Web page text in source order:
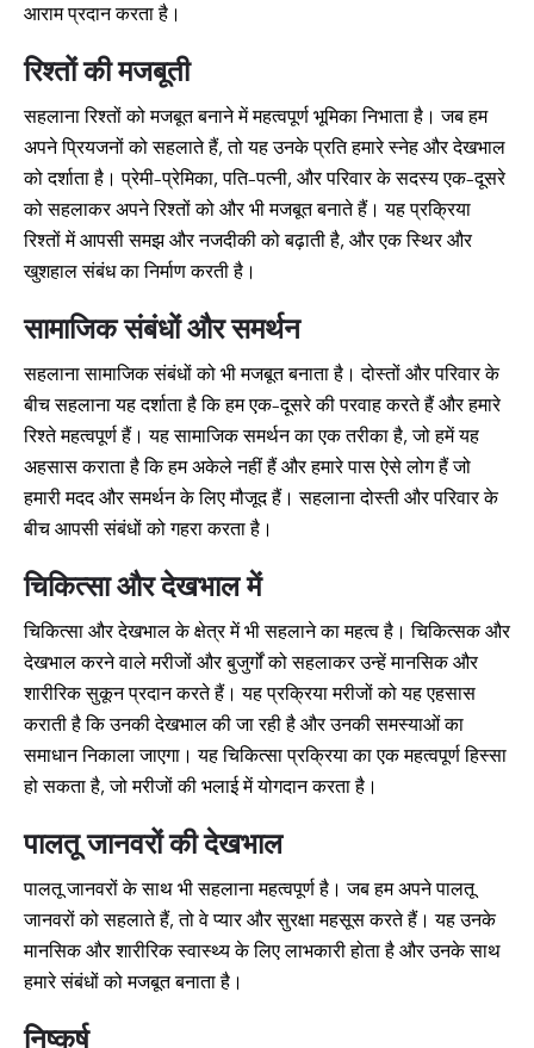
आराम प्रदान करता है।
रिश्तों की मजबूती
सहलाना रिश्तों को मजबूत बनाने में महत्वपूर्ण भूमिका निभाता है। जब हम
अपने प्रियजनों को सहलाते हैं, तो यह उनके प्रति हमारे स्नेह और देखभाल
को दर्शाता है। प्रेमी-प्रेमिका, पति-पत्नी, और परिवार के सदस्य एक-दूसरे
को सहलाकर अपने रिश्तों को और भी मजबूत बनाते हैं। यह प्रक्रिया
रिश्तों में आपसी समझ और नजदीकी को बढ़ाती है, और एक स्थिर और
खुशहाल संबंध का निर्माण करती है।
सामाजिक संबंधों और समर्थन
सहलाना सामाजिक संबंधों को भी मजबूत बनाता है। दोस्तों और परिवार के
बीच सहलाना यह दर्शाता है कि हम एक-दूसरे की परवाह करते हैं और हमारे
रिश्ते महत्वपूर्ण हैं। यह सामाजिक समर्थन का एक तरीका है, जो हमें यह
अहसास कराता है कि हम अकेले नहीं हैं और हमारे पास ऐसे लोग हैं जो
हमारी मदद और समर्थन के लिए मौजूद हैं। सहलाना दोस्ती और परिवार के
बीच आपसी संबंधों को गहरा करता है।
चिकित्सा और देखभाल में
चिकित्सा और देखभाल के क्षेत्र में भी सहलाने का महत्व है। चिकित्सक और
देखभाल करने वाले मरीजों और बुजुर्गों को सहलाकर उन्हें मानसिक और
शारीरिक सुकून प्रदान करते हैं। यह प्रक्रिया मरीजों को यह एहसास
कराती है कि उनकी देखभाल की जा रही है और उनकी समस्याओं का
समाधान निकाला जाएगा। यह चिकित्सा प्रक्रिया का एक महत्वपूर्ण हिस्सा
हो सकता है, जो मरीजों की भलाई में योगदान करता है।
पालतू जानवरों की देखभाल
पालतू जानवरों के साथ भी सहलाना महत्वपूर्ण है। जब हम अपने पालतू
जानवरों को सहलाते हैं, तो वे प्यार और सुरक्षा महसूस करते हैं। यह उनके
मानसिक और शारीरिक स्वास्थ्य के लिए लाभकारी होता है और उनके साथ
हमारे संबंधों को मजबूत बनाता है।
निष्कर्ष